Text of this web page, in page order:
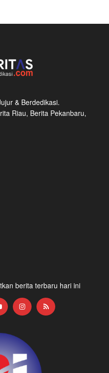
& Berdedikasi.
Riau, Berita Pekanbaru,
berita terbaru hari ini